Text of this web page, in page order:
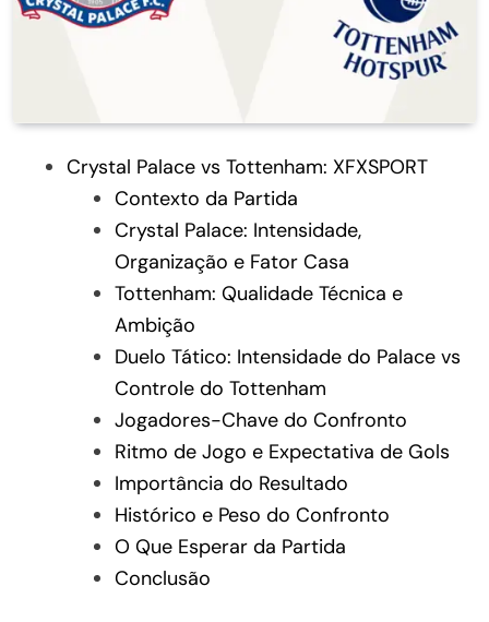
Crystal Palace vs Tottenham: XFXSPORT
Contexto da Partida
Crystal Palace: Intensidade,
Organização e Fator Casa
Tottenham: Qualidade Técnica e
Ambição
Duelo Tático: Intensidade do Palace vs
Controle do Tottenham
Jogadores-Chave do Confronto
Ritmo de Jogo e Expectativa de Gols
Importância do Resultado
Histórico e Peso do Confronto
O Que Esperar da Partida
Conclusão